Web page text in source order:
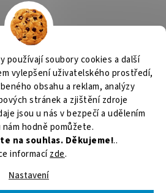
používají soubory cookies a další
vylepšení uživatelského prostředí,
obsahu a reklam, analýzy
stránek a zjištění zdroje
jsou u nás v bezpečí a udělením
hodně pomůžete.
na souhlas. Děkujeme!..
informacízde.
Nastavení